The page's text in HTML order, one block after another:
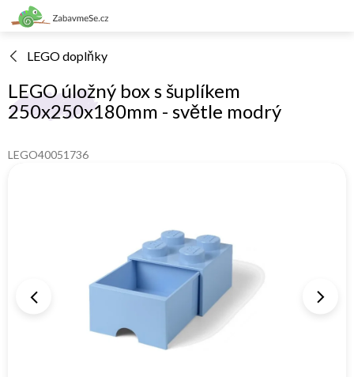
Přejít
na
LEGO doplňky
LEGO úložný box s šuplíkem
250x250x180mm - světle modrý
LEGO40051736